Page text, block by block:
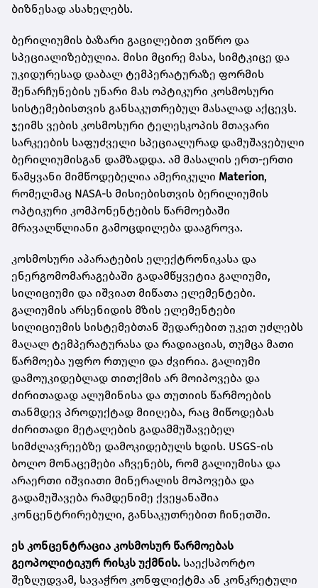
ბიზნესად ასახელებს.
ბერილიუმის ბაზარი გაცილებით ვიწრო და
სპეციალიზებულია. მისი მცირე მასა, სიმტკიცე და
უკიდურესად დაბალ ტემპერატურაზე ფორმის
შენარჩუნების უნარი მას ოპტიკური კოსმოსური
სისტემებისთვის განსაკუთრებულ მასალად აქცევს.
ჯეიმს ვების კოსმოსური ტელესკოპის მთავარი
სარკეების საფუძველი სპეციალურად დამუშავებული
ბერილიუმისგან დამზადდა. ამ მასალის ერთ-ერთი
წამყვანი მიმწოდებელია ამერიკული Materion,
რომელმაც NASA-ს მისიებისთვის ბერილიუმის
ოპტიკური კომპონენტების წარმოებაში
მრავალწლიანი გამოცდილება დააგროვა.
კოსმოსური აპარატების ელექტრონიკასა და
ენერგომომარაგებაში გადამწყვეტია გალიუმი,
სილიციუმი და იშვიათ მიწათა ელემენტები.
გალიუმის არსენიდის მზის ელემენტები
სილიციუმის სისტემებთან შედარებით უკეთ უძლებს
მაღალ ტემპერატურასა და რადიაციას, თუმცა მათი
წარმოება უფრო რთული და ძვირია. გალიუმი
დამოუკიდებლად თითქმის არ მოიპოვება და
ძირითადად ალუმინისა და თუთიის წარმოების
თანმდევ პროდუქტად მიიღება, რაც მიწოდებას
ძირითადი მეტალების გადამმუშავებელ
სიმძლავრეებზე დამოკიდებულს ხდის. USGS-ის
ბოლო მონაცემები აჩვენებს, რომ გალიუმისა და
არაერთი იშვიათი მინერალის მოპოვება და
გადამუშავება რამდენიმე ქვეყანაშია
კონცენტრირებული, განსაკუთრებით ჩინეთში.
ეს კონცენტრაცია კოსმოსურ წარმოებას
გეოპოლიტიკურ რისკს უქმნის. საექსპორტო
შეზღუდვამ, სავაჭრო კონფლიქტმა ან კონკრეტული